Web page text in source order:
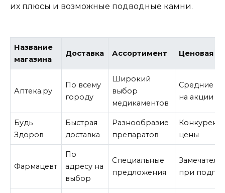
их плюсы и возможные подводные камни.
Название
магазина
Доставка Ассортимент Ценовая
Аптека.ру
По всему
городу
Широкий
выбор
медикаментов
Средние
на акции
Будь
Здоров
Быстрая
доставка
Разнообразие
препаратов
цены
Фармацевт
По
адресу на
выбор
Специальные
предложения
при